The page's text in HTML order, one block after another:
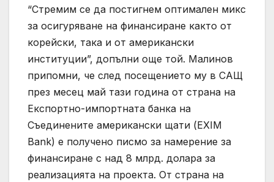
“Стремим се да постигнем оптимален микс
за осигуряване на финансиране както от
корейски, така и от американски
институции”, допълни още той. Малинов
припомни, че след посещението му в САЩ
през месец май тази година от страна на
Експортно-импортната банка на
Съединените американски щати (EXIM
Bank) е получено писмо за намерение за
финансиране с над 8 млрд. долара за
реализацията на проекта. От страна на